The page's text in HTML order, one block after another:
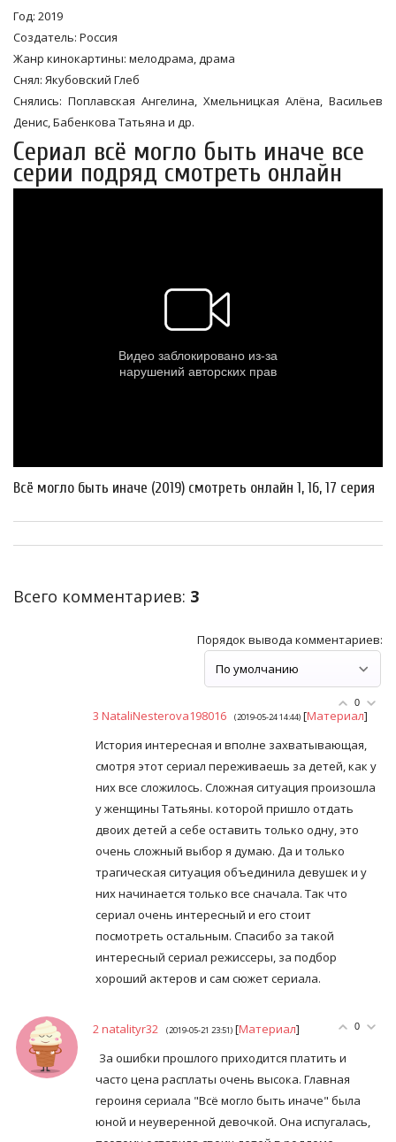
Год: 2019
Создатель: Россия
Жанр кинокартины: мелодрама, драма
Снял: Якубовский Глеб
Снялись: Поплавская Ангелина, Хмельницкая Алёна, Васильев
Денис, Бабенкова Татьяна и др.
Сериал всё могло быть иначе все
серии подряд смотреть онлайн
Всё могло быть иначе (2019) смотреть онлайн 1, 16, 17 серия
Всего комментариев: 3
Порядок вывода комментариев:
0
3 NataliNesterova198016 (2019-05-24 14:44) [Материал]
История интересная и вполне захватывающая,
смотря этот сериал переживаешь за детей, как у
них все сложилось. Сложная ситуация произошла
у женщины Татьяны. которой пришло отдать
двоих детей а себе оставить только одну, это
очень сложный выбор я думаю. Да и только
трагическая ситуация объединила девушек и у
них начинается только все сначала. Так что
сериал очень интересный и его стоит
посмотреть остальным. Спасибо за такой
интересный сериал режиссеры, за подбор
хороший актеров и сам сюжет сериала.
0
2 natalityr32 (2019-05-21 23:51) [Материал]
За ошибки прошлого приходится платить и
часто цена расплаты очень высока. Главная
героиня сериала "Всё могло быть иначе" была
юной и неуверенной девочкой. Она испугалась,